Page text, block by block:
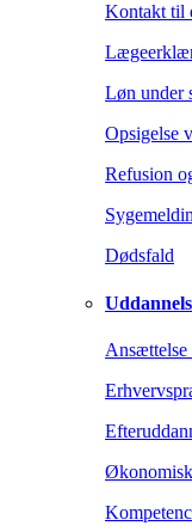
Kontakt til
Løn under
Opsigelse
Refusion
Dødsfald
Ansættelse